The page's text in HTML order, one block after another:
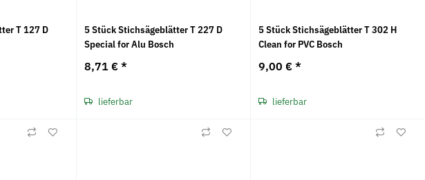
T 127 D
5 Stück Stichsägeblätter T 227 D
Special for Alu Bosch
8,71 €*
lieferbar
5 Stück Stichsägeblätter T 302 H
Clean for PVC Bosch
9,00 €*
lieferbar